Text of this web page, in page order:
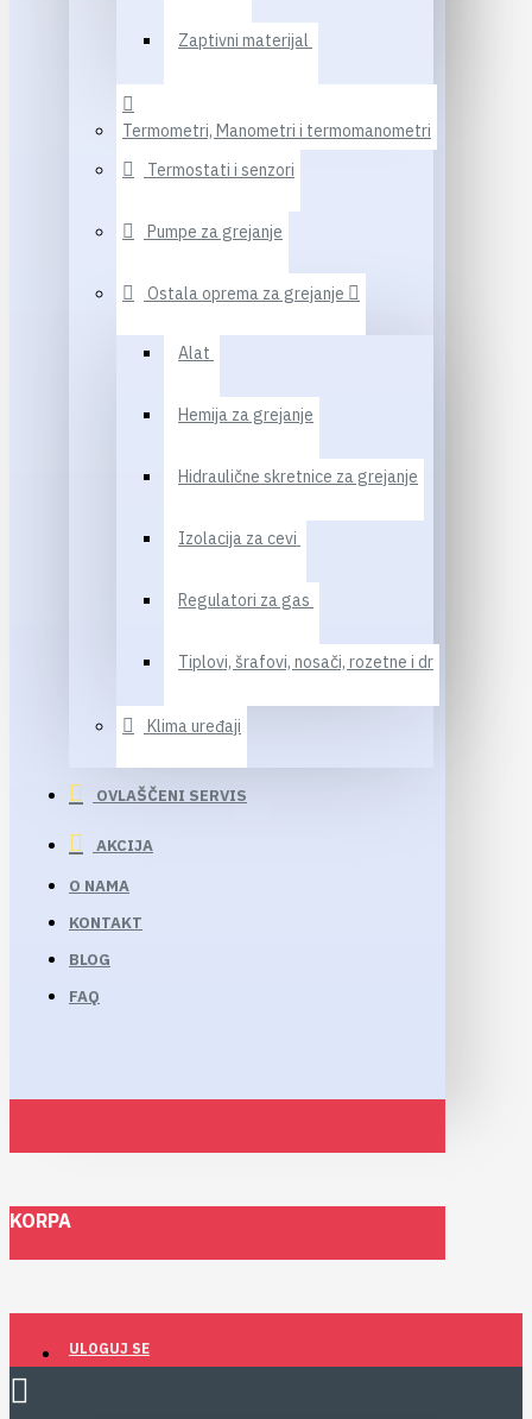
Zaptivni materijal
Termometri, Manometri i termomanometri
Termostati i senzori
Pumpe za grejanje
Ostala oprema za grejanje
Alat
Hemija za grejanje
Hidraulične skretnice za grejanje
Izolacija za cevi
Regulatori za gas
Tiplovi, šrafovi, nosači, rozetne i dr
Klima uređaji
OVLAŠČENI SERVIS
AKCIJA
O NAMA
KONTAKT
BLOG
FAQ
KORPA
ULOGUJ SE